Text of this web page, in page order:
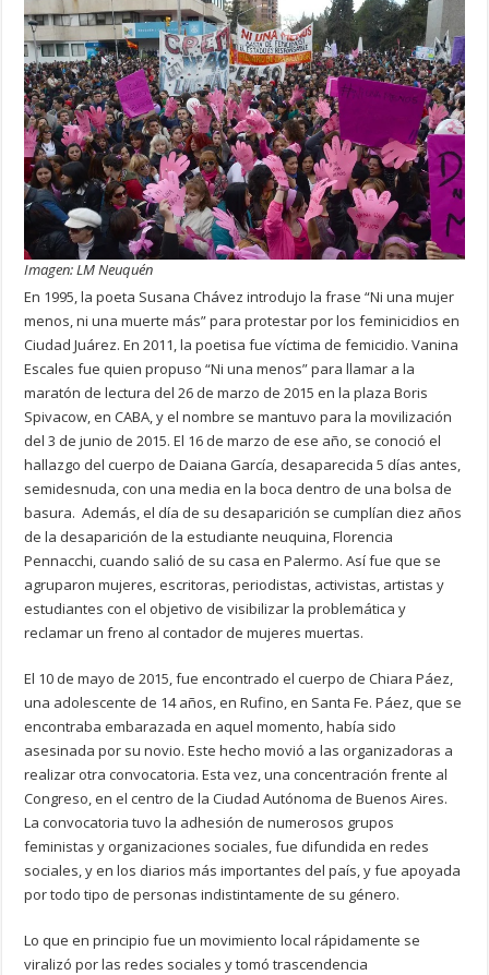
Imagen: LM Neuquén
En 1995, la poeta Susana Chávez introdujo la frase “Ni una mujer
menos, ni una muerte más” para protestar por los feminicidios en
Ciudad Juárez. En 2011, la poetisa fue víctima de femicidio. Vanina
Escales fue quien propuso “Ni una menos” para llamar a la
maratón de lectura del 26 de marzo de 2015 en la plaza Boris
Spivacow, en CABA, y el nombre se mantuvo para la movilización
del 3 de junio de 2015. El 16 de marzo de ese año, se conoció el
hallazgo del cuerpo de Daiana García, desaparecida 5 días antes,
semidesnuda, con una media en la boca dentro de una bolsa de
basura. Además, el día de su desaparición se cumplían diez años
de la desaparición de la estudiante neuquina, Florencia
Pennacchi, cuando salió de su casa en Palermo. Así fue que se
agruparon mujeres, escritoras, periodistas, activistas, artistas y
estudiantes con el objetivo de visibilizar la problemática y
reclamar un freno al contador de mujeres muertas.
El 10 de mayo de 2015, fue encontrado el cuerpo de Chiara Páez,
una adolescente de 14 años, en Rufino, en Santa Fe. Páez, que se
encontraba embarazada en aquel momento, había sido
asesinada por su novio. Este hecho movió a las organizadoras a
realizar otra convocatoria. Esta vez, una concentración frente al
Congreso, en el centro de la Ciudad Autónoma de Buenos Aires.
La convocatoria tuvo la adhesión de numerosos grupos
feministas y organizaciones sociales, fue difundida en redes
sociales, y en los diarios más importantes del país, y fue apoyada
por todo tipo de personas indistintamente de su género.
Lo que en principio fue un movimiento local rápidamente se
viralizó por las redes sociales y tomó trascendencia